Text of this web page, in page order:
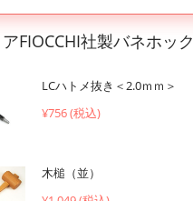
FIOCCHI社製バネホック
LCハトメ抜き＜2.0ｍｍ＞
¥756 (税込)
木槌（並）